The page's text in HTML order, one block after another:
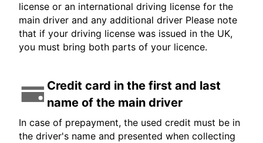
license or an international driving license for the
main driver and any additional driver Please note
that if your driving license was issued in the UK,
you must bring both parts of your licence.
Credit card in the first and last
name of the main driver
In case of prepayment, the used credit must be in
the driver's name and presented when collecting